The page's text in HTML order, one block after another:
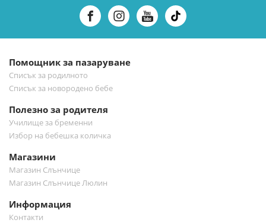
бюлетин:
Помощник за пазаруване
Списък за родилното
Списък за новородено бебе
Полезно за родителя
Училище за бременни
Избор на бебешка количка
Магазини
Магазин Слънчице
Магазин Слънчице Люлин
Информация
Контакти